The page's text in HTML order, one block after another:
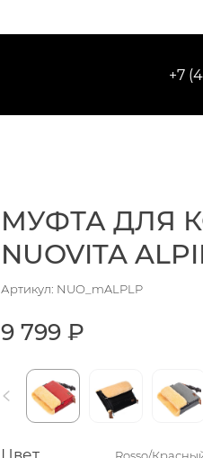
+7
МУФТА ДЛЯ
NUOVITA
Артикул: NUO_mALPLP
9 799 ₽
Цвет